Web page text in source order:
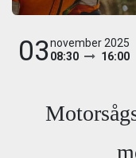
03november 2025
08:30
16:00